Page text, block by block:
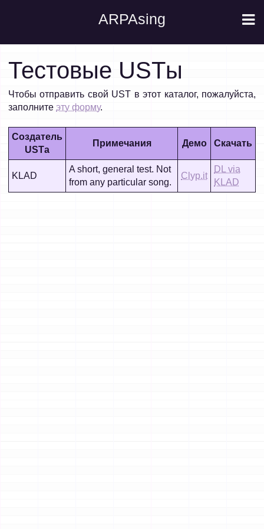
ARPAsing
Тестовые USTы
Чтобы отправить свой UST в этот каталог, пожалуйста,
заполните эту форму.
Создатель
USTа
Примечания Демо Скачать
KLAD
A short, general test. Not
from any particular song.
Clyp.it
DL via
KLAD